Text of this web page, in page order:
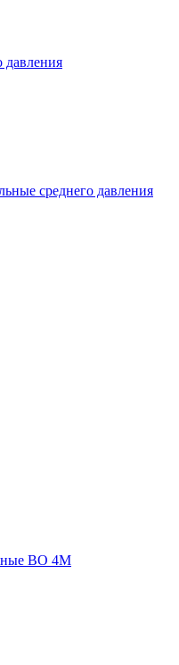
давления
среднего давления
ВО 4М